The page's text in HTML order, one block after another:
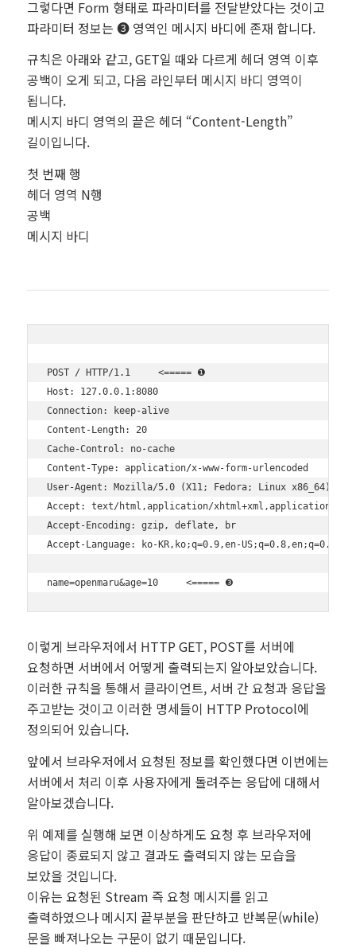
그렇다면 Form 형태로 파라미터를 전달받았다는 것이고
파라미터 정보는 ❸ 영역인 메시지 바디에 존재 합니다.
규칙은 아래와 같고, GET일 때와 다르게 헤더 영역 이후
공백이 오게 되고, 다음 라인부터 메시지 바디 영역이
됩니다.
메시지 바디 영역의 끝은 헤더 “Content-Length”
길이입니다.
첫 번째 행
헤더 영역 N행
공백
메시지 바디
POST / HTTP/1.1     <===== ❶
Host: 127.0.0.1:8080
Connection: keep-alive
Content-Length: 20
Cache-Control: no-cache
Content-Type: application/x-www-form-urlencoded
User-Agent: Mozilla/5.0 (X11; Fedora; Linux x86_64)
Accept: text/html,application/xhtml+xml,application/
Accept-Encoding: gzip, deflate, br
Accept-Language: ko-KR,ko;q=0.9,en-US;q=0.8,en;q=0.7
이렇게 브라우저에서 HTTP GET, POST를 서버에
요청하면 서버에서 어떻게 출력되는지 알아보았습니다.
이러한 규칙을 통해서 클라이언트, 서버 간 요청과 응답을
주고받는 것이고 이러한 명세들이 HTTP Protocol에
정의되어 있습니다.
앞에서 브라우저에서 요청된 정보를 확인했다면 이번에는
서버에서 처리 이후 사용자에게 돌려주는 응답에 대해서
알아보겠습니다.
위 예제를 실행해 보면 이상하게도 요청 후 브라우저에
응답이 종료되지 않고 결과도 출력되지 않는 모습을
보았을 것입니다.
이유는 요청된 Stream 즉 요청 메시지를 읽고
출력하였으나 메시지 끝부분을 판단하고 반복문(while)
문을 빠져나오는 구문이 없기 때문입니다.